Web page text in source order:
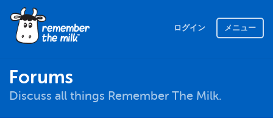
ログイン メニュー
Forums
Discuss all things Remember The Milk.